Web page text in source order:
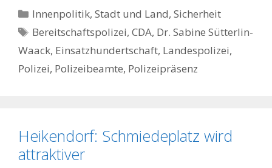
Kategorien
Innenpolitik, Stadt und Land,Sicherheit
Schlagwörter
Bereitschaftspolizei,CDA, Dr. Sabine Sütterlin-
Waack, Einsatzhundertschaft, Landespolizei,
Polizei, Polizeibeamte, Polizeipräsenz
Heikendorf: Schmiedeplatz wird
attraktiver